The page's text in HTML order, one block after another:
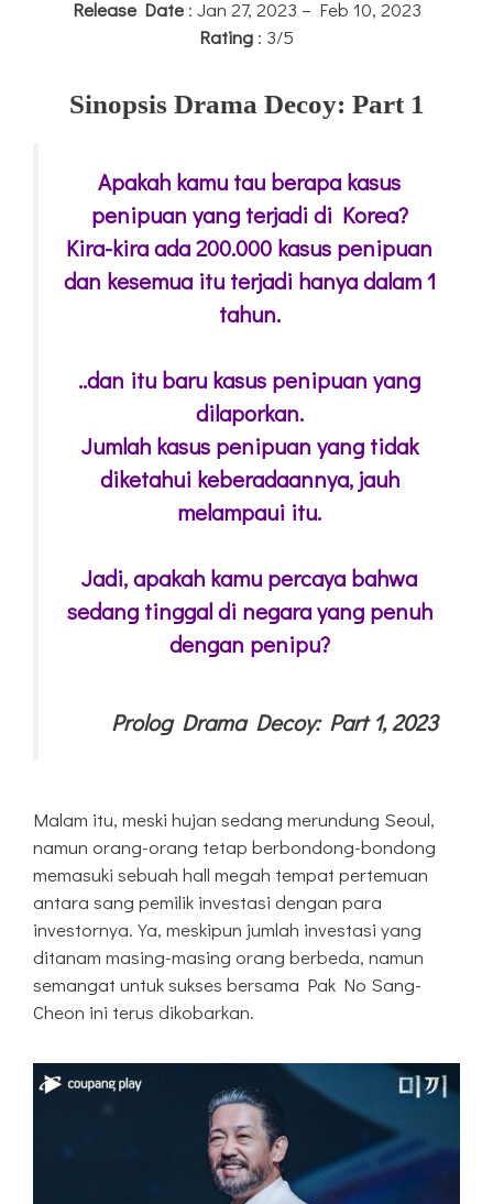
Release Date: Jan 27, 2023 – Feb 10, 2023
Rating : 3/5
Sinopsis Drama Decoy: Part 1
Apakah kamu tau berapa kasus
penipuan yang terjadi di Korea?
Kira-kira ada 200.000 kasus penipuan
dan kesemua itu terjadi hanya dalam 1
tahun.
..dan itu baru kasus penipuan yang
dilaporkan.
Jumlah kasus penipuan yang tidak
diketahui keberadaannya, jauh
melampaui itu.
Jadi, apakah kamu percaya bahwa
sedang tinggal di negara yang penuh
dengan penipu?
Prolog Drama Decoy: Part 1, 2023
Malam itu, meski hujan sedang merundung Seoul,
namun orang-orang tetap berbondong-bondong
memasuki sebuah hall megah tempat pertemuan
antara sang pemilik investasi dengan para
investornya. Ya, meskipun jumlah investasi yang
ditanam masing-masing orang berbeda, namun
semangat untuk sukses bersama Pak No Sang-
Cheon ini terus dikobarkan.